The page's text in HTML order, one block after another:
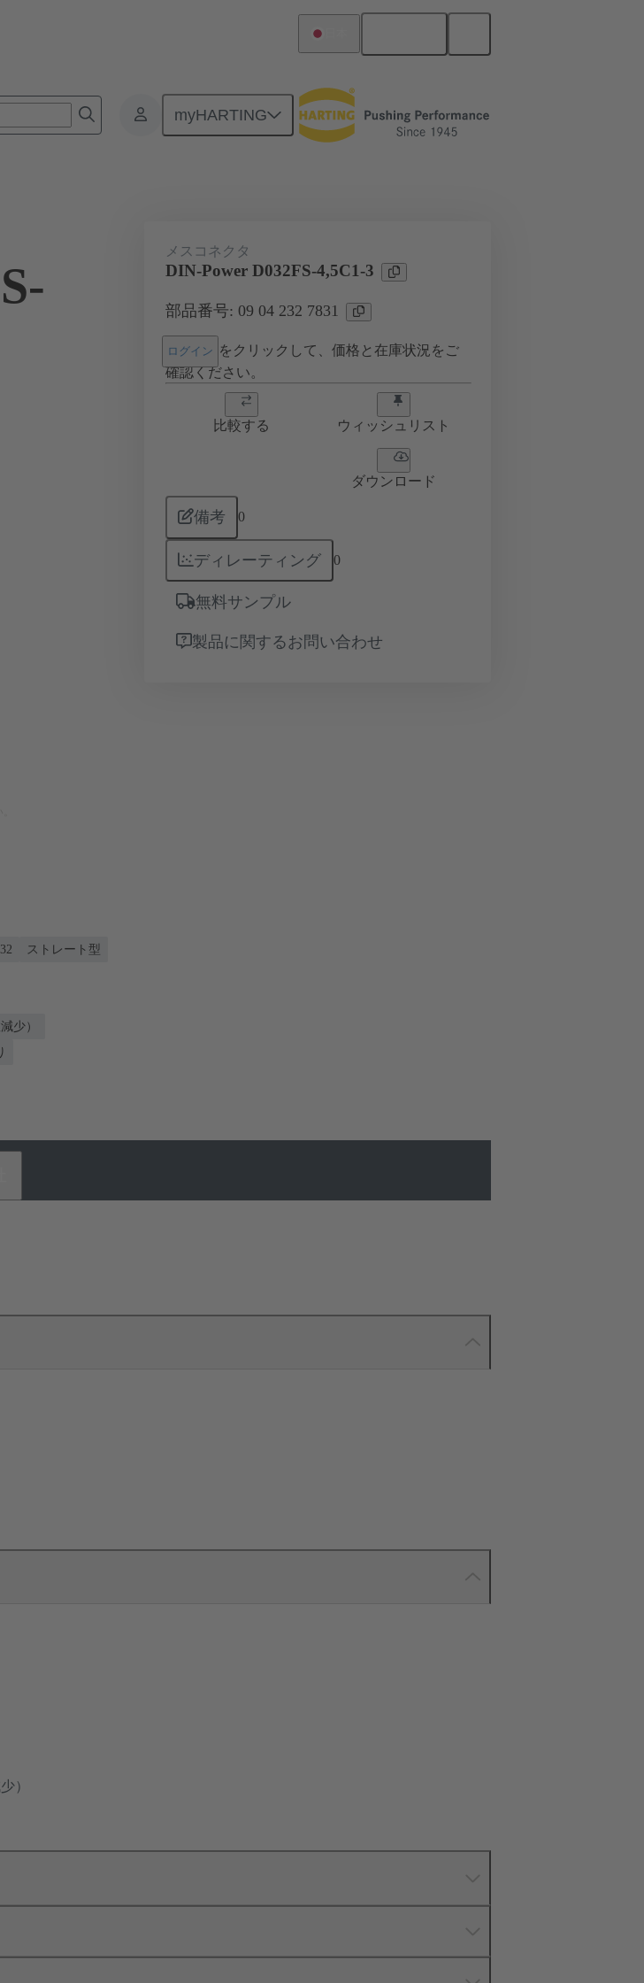
myHARTING
マザーボード ツー ドーターカード接続
メスコネクタ
DIN-Power D032FS-4,5C1-3
部品番号: 09 04 232 7831
ログイン をクリックして、価格と在庫状況をご
確認ください。
比較する ウィッシュリスト
ダウンロード
備考 0
ディレーティング 0
無料サンプル
製品に関するお問い合わせ
ストレート型
少）
）